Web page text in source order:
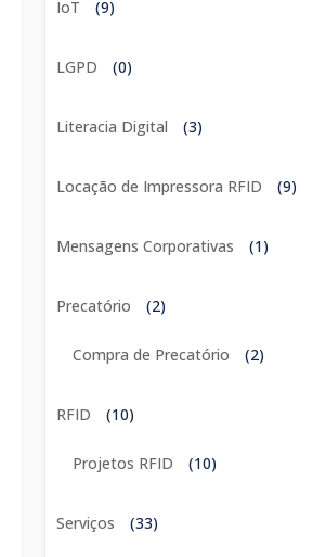
IoT (9)
LGPD (0)
Literacia Digital (3)
Locação de Impressora RFID (9)
Mensagens Corporativas (1)
Precatório (2)
Compra de Precatório (2)
RFID (10)
Projetos RFID (10)
Serviços (33)